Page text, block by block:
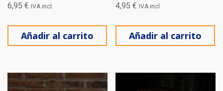
6,95 € IVA incl.
Añadir al carrito
4,95€ IVA incl.
Añadir al carrito